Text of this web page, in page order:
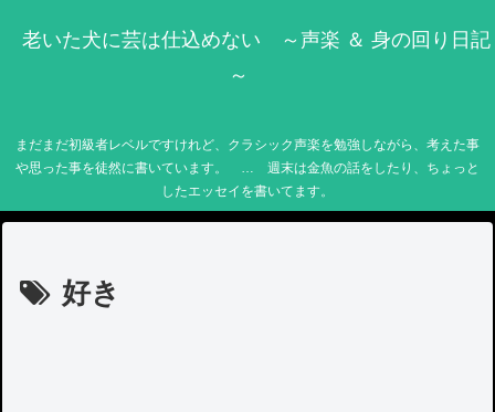
老いた犬に芸は仕込めない ～声楽 ＆ 身の回り日記
～
まだまだ初級者レベルですけれど、クラシック声楽を勉強しながら、考えた事
や思った事を徒然に書いています。 … 週末は金魚の話をしたり、ちょっと
したエッセイを書いてます。
好き